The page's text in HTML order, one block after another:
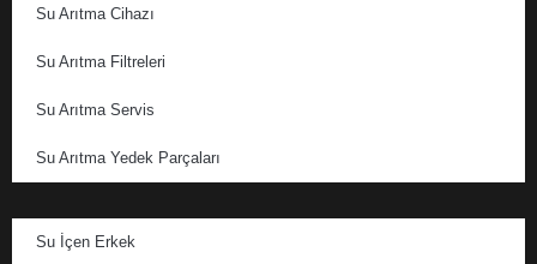
Su Arıtma Cihazı
Su Arıtma Filtreleri
Su Arıtma Servis
Su Arıtma Yedek Parçaları
Su İçen Erkek